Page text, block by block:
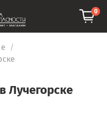
0
Лучегорске